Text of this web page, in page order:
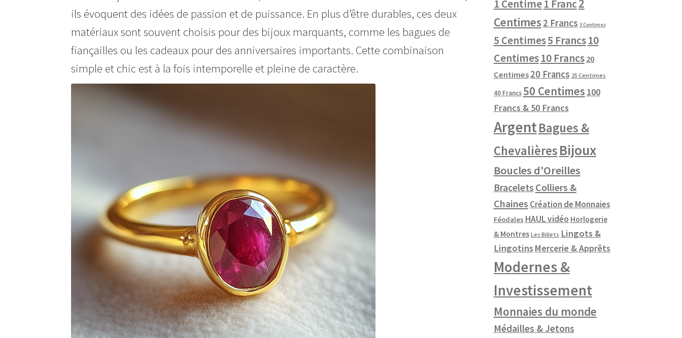
ils évoquent des idées de passion et de puissance. En plus d’être durables, ces deux
matériaux sont souvent choisis pour des bijoux marquants, comme les bagues de
fiançailles ou les cadeaux pour des anniversaires importants. Cette combinaison
simple et chic est à la fois intemporelle et pleine de caractère.
1 Centime1 Franc2
Centimes 2 Francs 3 Centimes
5 Centimes5 Francs10
Centimes10 Francs 20
Centimes 20 Francs 25 Centimes
40 Francs 50 Centimes 100
Francs & 50 Francs
ArgentBagues &
ChevalièresBijoux
Boucles d'Oreilles
Bracelets Colliers &
Chaines Création de Monnaies
Féodales HAUL vidéo Horlogerie
& Montres Les Billets Lingots &
Lingotins Mercerie & Apprêts
Modernes &
Investissement
Monnaies du monde
Médailles & Jetons